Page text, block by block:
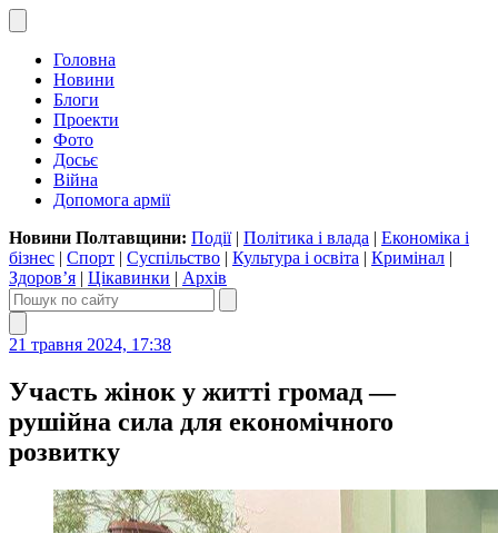
Головна
Новини
Блоги
Проекти
Фото
Досьє
Війна
Допомога армії
Новини Полтавщини: Події| Політика і влада | Економіка і
бізнес | Спорт | Суспільство | Культура і освіта | Кримінал |
Здоров’я | Цікавинки | Архів
21 травня 2024, 17:38
Участь жінок у житті громад —
рушійна сила для економічного
розвитку